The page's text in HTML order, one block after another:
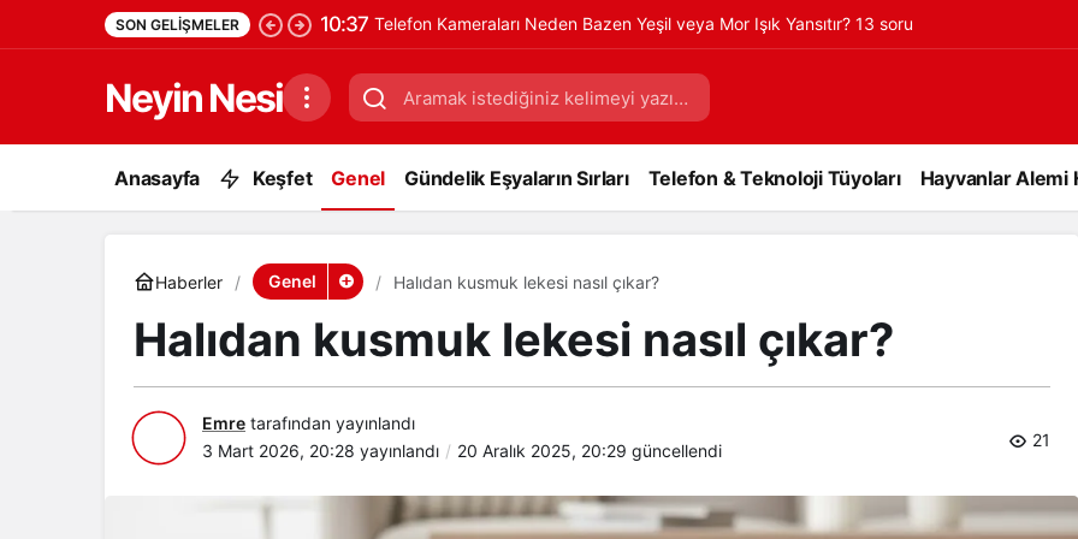
SON GELIŞMELER 10:37 Telefon Kameraları Neden Bazen Yeşil veya Mor Işık Yansıtır? 13 soru
Neyin Nesi
Anasayfa Keşfet Genel Gündelik Eşyaların Sırları Telefon & Teknoloji Tüyoları Hayvanlar Alemi
Haberler Genel Halıdan kusmuk lekesi nasıl çıkar?
Halıdan kusmuk lekesi nasıl çıkar?
Emre tarafından yayınlandı
3 Mart 2026, 20:28 yayınlandı 20 Aralık 2025, 20:29 güncellendi
21